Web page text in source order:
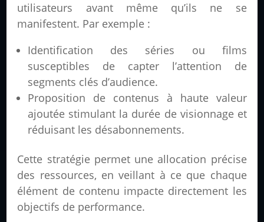
utilisateurs avant même qu’ils ne se
manifestent. Par exemple :
Identification des séries ou films
susceptibles de capter l’attention de
segments clés d’audience.
Proposition de contenus à haute valeur
ajoutée stimulant la durée de visionnage et
réduisant les désabonnements.
Cette stratégie permet une allocation précise
des ressources, en veillant à ce que chaque
élément de contenu impacte directement les
objectifs de performance.